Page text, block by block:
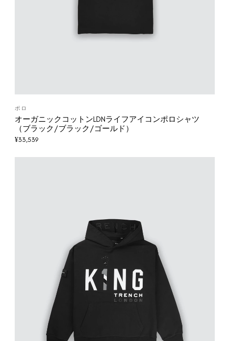
ポロ
オーガニックコットンLDNライフアイコンポロシャツ
（ブラック/ブラック/ゴールド）
¥33,539